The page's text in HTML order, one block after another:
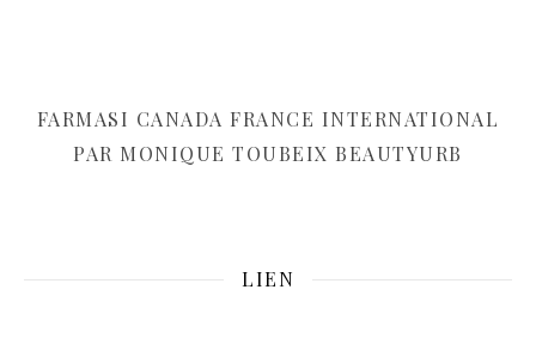
FARMASI CANADA FRANCE INTERNATIONAL
PAR MONIQUE TOUBEIX BEAUTYURB
LIEN